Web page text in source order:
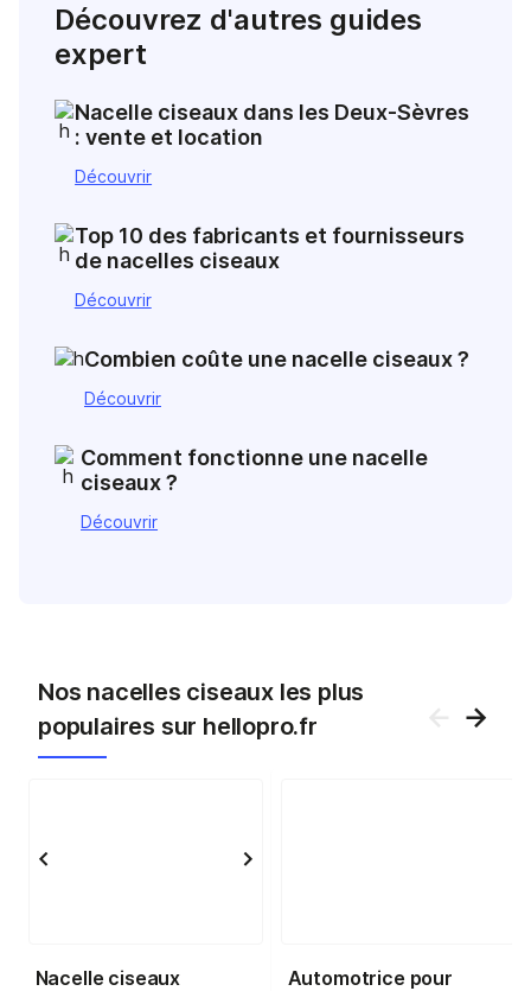
Découvrez d'autres guides
expert
Nacelle ciseaux dans les Deux-Sèvres
: vente et location
Découvrir
Top 10 des fabricants et fournisseurs
de nacelles ciseaux
Découvrir
Combien coûte une nacelle ciseaux ?
Découvrir
Comment fonctionne une nacelle
ciseaux ?
Découvrir
Nos nacelles ciseaux les plus
populaires sur hellopro.fr
Nacelle ciseaux
Automotrice pour